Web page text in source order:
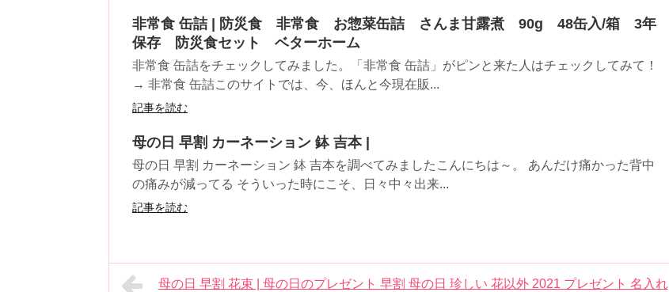
非常食 缶詰 | 防災食 非常食 お惣菜缶詰 さんま甘露煮 90g 48缶入/箱 3年
保存 防災食セット ベターホーム
非常食 缶詰をチェックしてみました。「非常食 缶詰」がピンと来た人はチェックしてみて！
→ 非常食 缶詰このサイトでは、今、ほんと今現在販...
記事を読む
母の日 早割 カーネーション 鉢 吉本 |
母の日 早割 カーネーション 鉢 吉本を調べてみましたこんにちは～。 あんだけ痛かった背中
の痛みが減ってる そういった時にこそ、日々中々出来...
記事を読む
母の日 早割 花束 | 母の日のプレゼント 早割 母の日 珍しい 花以外 2021 プレゼント 名入れ